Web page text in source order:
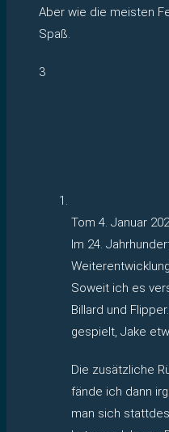
Aber wie die meisten
Spaß.
3
Tom 4. Januar
Im 24.
Soweit ich es
Billard und
gespielt, Jake
Die zusätzliche
fände ich dann
man sich